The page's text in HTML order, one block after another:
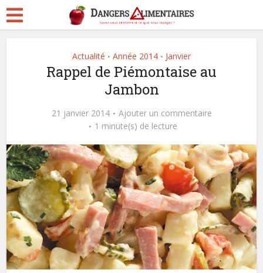
Actualité • Année 2014 • Janvier
Rappel de Piémontaise au
Jambon
21 janvier 2014
Ajouter un commentaire
1 minute(s) de lecture